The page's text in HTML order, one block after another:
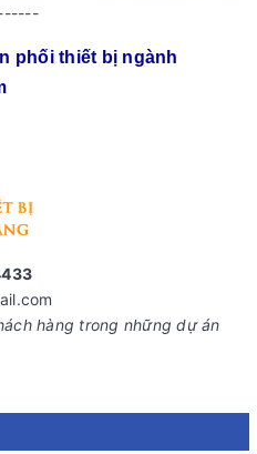
phối thiết bị ngành
hàng trong những dự án